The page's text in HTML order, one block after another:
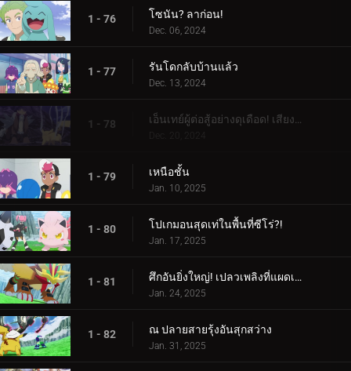
1 - 76 โซนัน? ลาก่อน!
Dec. 06, 2024
1 - 77 รันโดกลับบ้านแล้ว
Dec. 13, 2024
1 - 78
1 - 79 เหนือชั้น
Jan. 10, 2025
1 - 80 โปเกมอนสุดเท่ในพื้นที่ซีโร่?!
Jan. 17, 2025
1 - 81 ศึกอันยิ่งใหญ่! เปลวเพลิงที่แผดเผาโลก
Jan. 24, 2025
1 - 82 ณ ปลายสายรุ้งอันสุกสว่าง
Jan. 31, 2025